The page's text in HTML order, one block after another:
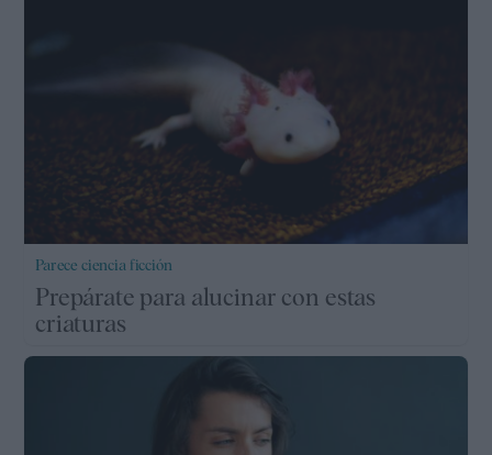
Parece ciencia ficción
Prepárate para alucinar con estas
criaturas